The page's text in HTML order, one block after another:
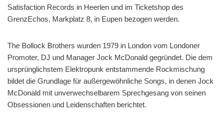
Satisfaction Records in Heerlen und im Ticketshop des
GrenzEchos, Markplatz 8, in Eupen bezogen werden.
The Bollock Brothers wurden 1979 in London vom Londoner
Promoter, DJ und Manager Jock McDonald gegründet. Die dem
ursprünglichstem Elektropunk entstammende Rockmischung
bildet die Grundlage für außergewöhnliche Songs, in denen Jock
McDonald mit unverwechselbarem Sprechgesang von seinen
Obsessionen und Leidenschaften berichtet.